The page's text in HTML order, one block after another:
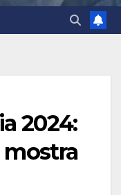
2024: